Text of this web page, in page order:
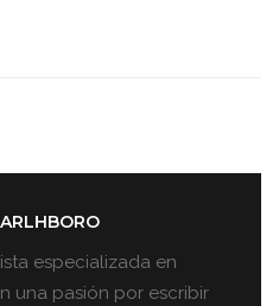
especializada en
una pasión por escribir